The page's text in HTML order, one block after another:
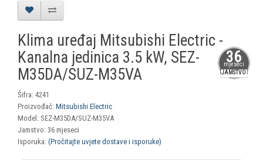
36
mjeseci
JAMSTVO
Klima uređaj Mitsubishi Electric -
Kanalna jedinica 3.5 kW, SEZ-
M35DA/SUZ-M35VA
Šifra: 4241
Proizvođač: Mitsubishi Electric
Model: SEZ-M35DA/SUZ-M35VA
Jamstvo: 36 mjeseci
Isporuka: (Pročitajte uvjete dostave i isporuke)